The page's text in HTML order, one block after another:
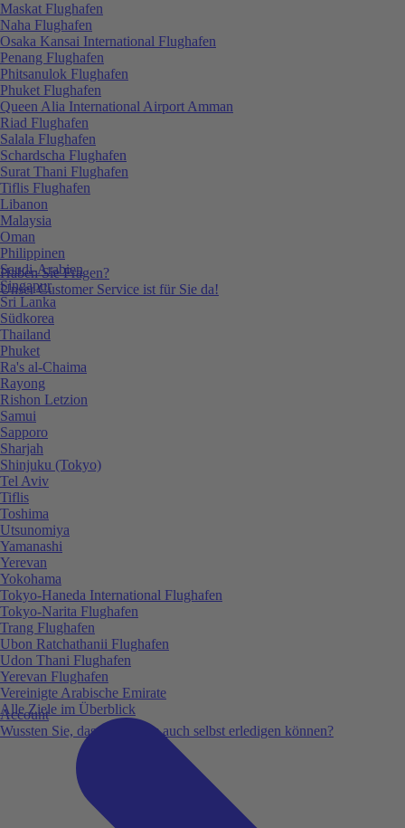
Haben Sie Fragen?
Unser Customer Service ist für Sie da!
Account
Wussten Sie, dass Sie vieles auch selbst erledigen können?
Maskat Flughafen
Naha Flughafen
Osaka Kansai International Flughafen
Penang Flughafen
Phitsanulok Flughafen
Phuket Flughafen
Queen Alia International Airport Amman
Riad Flughafen
Salala Flughafen
Schardscha Flughafen
Surat Thani Flughafen
Tiflis Flughafen
Libanon
Malaysia
Oman
Philippinen
Saudi-Arabien
Singapur
Sri Lanka
Südkorea
Thailand
Phuket
Ra's al-Chaima
Rayong
Rishon Letzion
Samui
Sapporo
Sharjah
Shinjuku (Tokyo)
Tel Aviv
Tiflis
Toshima
Utsunomiya
Yamanashi
Yerevan
Yokohama
Tokyo-Haneda International Flughafen
Tokyo-Narita Flughafen
Trang Flughafen
Ubon Ratchathanii Flughafen
Udon Thani Flughafen
Yerevan Flughafen
Vereinigte Arabische Emirate
Alle Ziele im Überblick